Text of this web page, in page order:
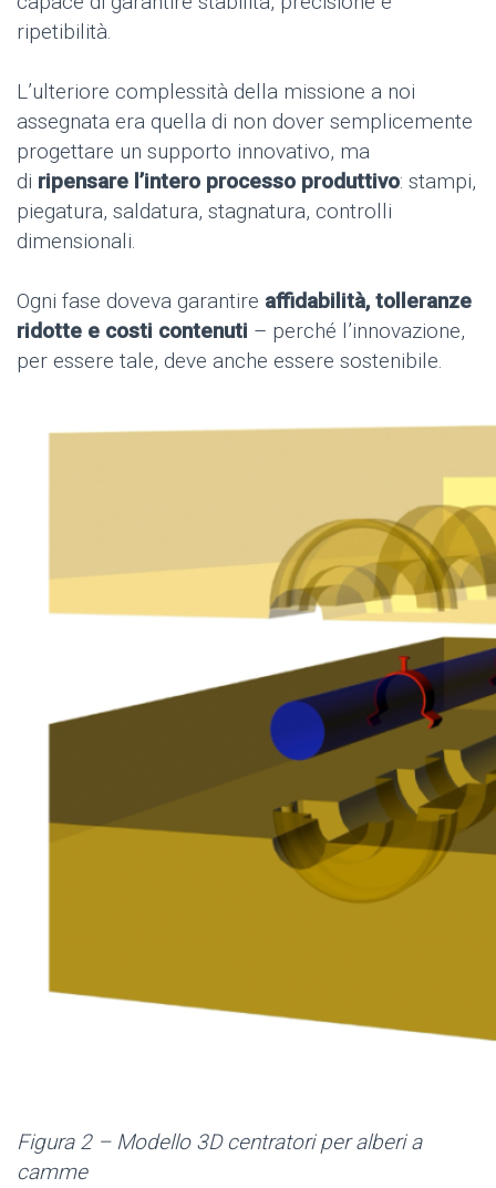
ripetibilità.
L’ulteriore complessità della missione a noi
assegnata era quella di non dover semplicemente
progettare un supporto innovativo, ma
di ripensare l’intero processo produttivo: stampi,
piegatura, saldatura, stagnatura, controlli
dimensionali.
Ogni fase doveva garantire affidabilità, tolleranze
ridotte e costi contenuti – perché l’innovazione,
per essere tale, deve anche essere sostenibile.
Figura 2 – Modello 3D centratori per alberi a
camme